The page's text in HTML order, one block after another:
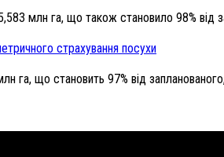
млн га, що також становило 98% від
страхування посухи
га, що становить 97% від